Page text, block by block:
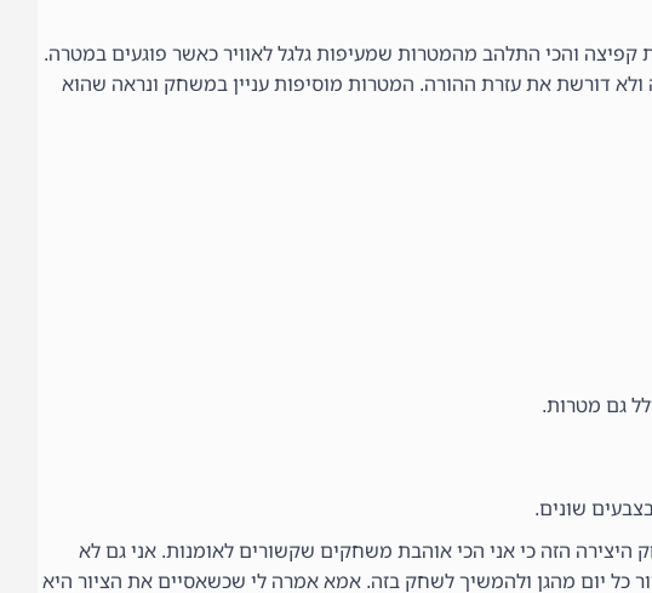
והכי התלהב מהמטרות שמעיפות גלגל לאוויר כאשר פוגעים במטרה.
הרובה הטעינה קלה ולא דורשת את עזרת ההורה. המטרות מוסיפות עניין במשחק ונראה שהוא
שונים.
הזה כי אני הכי אוהבת משחקים שקשורים לאומנות. אני גם לא
כל יום מהגן ולהמשיך לשחק בזה. אמא אמרה לי שכשאסיים את הציור היא